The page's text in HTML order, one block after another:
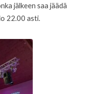
jälkeen saa jäädä
22.00 asti.